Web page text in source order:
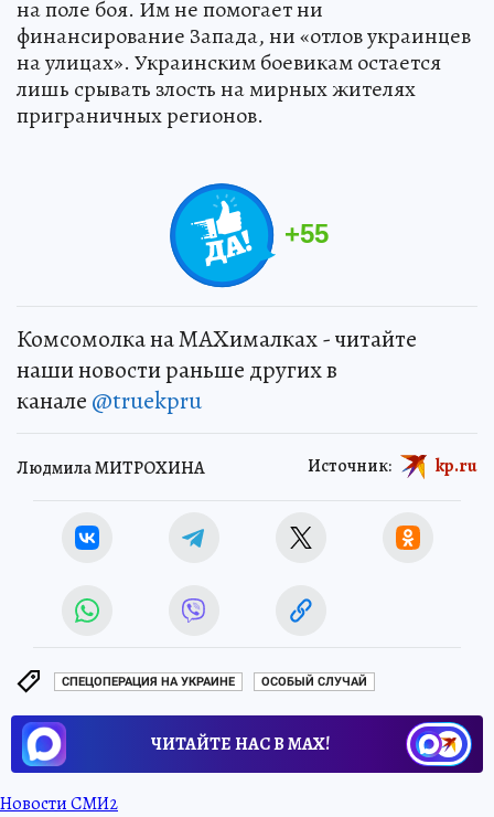
на поле боя. Им не помогает ни
финансирование Запада, ни «отлов украинцев
на улицах». Украинским боевикам остается
лишь срывать злость на мирных жителях
приграничных регионов.
+55
Комсомолка на MAXималках - читайте
наши новости раньше других в
канале @truekpru
Людмила МИТРОХИНА Источник: kp.ru
СПЕЦОПЕРАЦИЯ НА УКРАИНЕ ОСОБЫЙ СЛУЧАЙ
ЧИТАЙТЕ НАС В МАХ!
Новости СМИ2